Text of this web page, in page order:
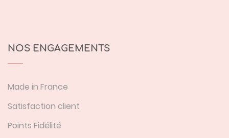
NOS ENGAGEMENTS
Made in France
Satisfaction client
Points Fidélité